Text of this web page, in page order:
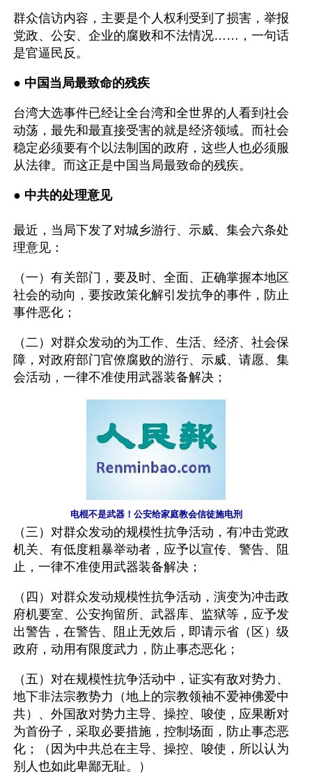
群众信访内容，主要是个人权利受到了损害，举报
党政、公安、企业的腐败和不法情况……，一句话
是官逼民反。
● 中国当局最致命的残疾
台湾大选事件已经让全台湾和全世界的人看到社会
动荡，最先和最直接受害的就是经济领域。而社会
稳定必须要有个以法制国的政府，这些人也必须服
从法律。而这正是中国当局最致命的残疾。
● 中共的处理意见
最近，当局下发了对城乡游行、示威、集会六条处
理意见：
（一）有关部门，要及时、全面、正确掌握本地区
社会的动向，要按政策化解引发抗争的事件，防止
事件恶化；
（二）对群众发动的为工作、生活、经济、社会保
障，对政府部门官僚腐败的游行、示威、请愿、集
会活动，一律不准使用武器装备解决；
电棍不是武器！公安给家庭教会信徒施电刑
（三）对群众发动的规模性抗争活动，有冲击党政
机关、有低度粗暴举动者，应予以宣传、警告、阻
止，一律不准使用武器装备解决；
（四）对群众发动规模性抗争活动，演变为冲击政
府机要室、公安拘留所、武器库、监狱等，应予发
出警告，在警告、阻止无效后，即请示省（区）级
政府，动用有限度武力，防止事态恶化；
（五）对在规模性抗争活动中，证实有敌对势力、
地下非法宗教势力（地上的宗教领袖不爱神佛爱中
共）、外国敌对势力主导、操控、唆使，应果断对
为首份子，采取必要措施，控制场面，防止事态恶
化；（因为中共总在主导、操控、唆使，所以认为
别人也如此卑鄙无耻。）